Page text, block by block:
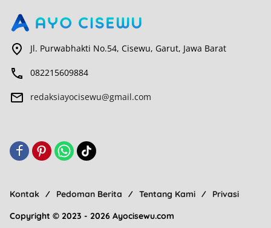
Jl. Purwabhakti No.54, Cisewu, Garut, Jawa Barat
082215609884
redaksiayocisewu@gmail.com
Kontak Pedoman Berita Tentang Kami
Privasi
Copyright © 2023 - 2026 Ayocisewu.com